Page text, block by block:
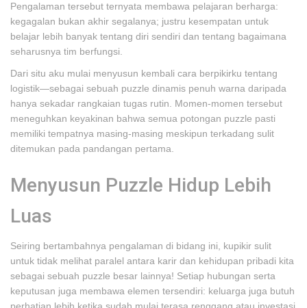
Pengalaman tersebut ternyata membawa pelajaran berharga:
kegagalan bukan akhir segalanya; justru kesempatan untuk
belajar lebih banyak tentang diri sendiri dan tentang bagaimana
seharusnya tim berfungsi.
Dari situ aku mulai menyusun kembali cara berpikirku tentang
logistik—sebagai sebuah puzzle dinamis penuh warna daripada
hanya sekadar rangkaian tugas rutin. Momen-momen tersebut
meneguhkan keyakinan bahwa semua potongan puzzle pasti
memiliki tempatnya masing-masing meskipun terkadang sulit
ditemukan pada pandangan pertama.
Menyusun Puzzle Hidup Lebih
Luas
Seiring bertambahnya pengalaman di bidang ini, kupikir sulit
untuk tidak melihat paralel antara karir dan kehidupan pribadi kita
sebagai sebuah puzzle besar lainnya! Setiap hubungan serta
keputusan juga membawa elemen tersendiri: keluarga juga butuh